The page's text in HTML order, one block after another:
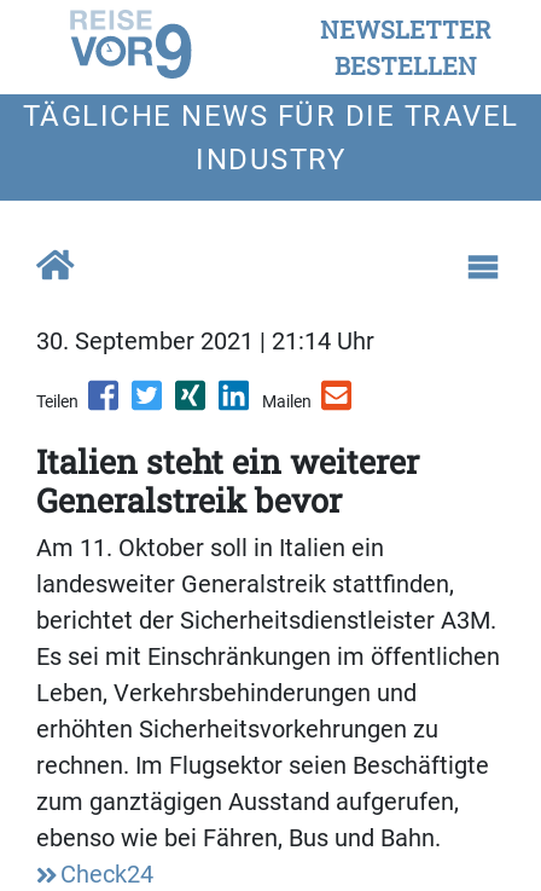
NEWSLETTER
BESTELLEN
TÄGLICHE NEWS FÜR DIE TRAVEL
INDUSTRY
30. September 2021 | 21:14 Uhr
Teilen Mailen
Italien steht ein weiterer
Generalstreik bevor
Am 11. Oktober soll in Italien ein
landesweiter Generalstreik stattfinden,
berichtet der Sicherheitsdienstleister A3M.
Es sei mit Einschränkungen im öffentlichen
Leben, Verkehrsbehinderungen und
erhöhten Sicherheitsvorkehrungen zu
rechnen. Im Flugsektor seien Beschäftigte
zum ganztägigen Ausstand aufgerufen,
ebenso wie bei Fähren, Bus und Bahn.
Check24